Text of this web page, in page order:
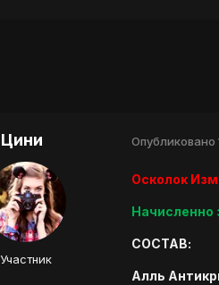
Цини
Участник
Опубликовано
Осколок
Начисленно
СОСТАВ:
Алль